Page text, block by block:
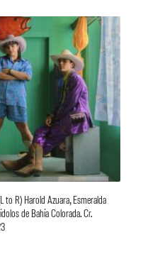
to R) Harold Azuara, Esmeralda
de Bahía Colorada. Cr.